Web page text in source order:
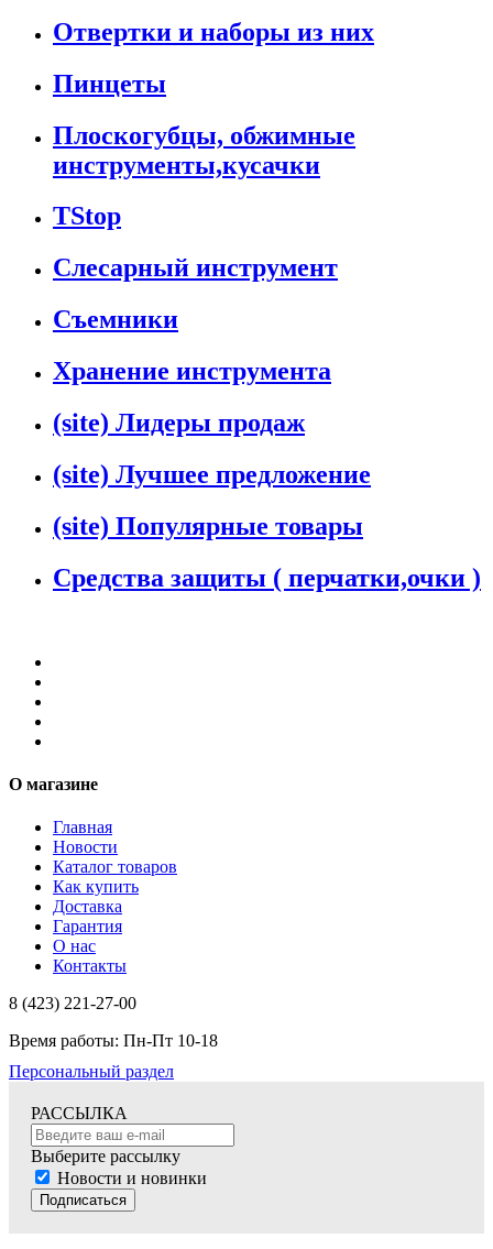
Отвертки и наборы из них
Пинцеты
Плоскогубцы, обжимные
инструменты,кусачки
TStop
Слесарный инструмент
Съемники
Хранение инструмента
(site) Лидеры продаж
(site) Лучшее предложение
(site) Популярные товары
Средства защиты ( перчатки,очки )
О магазине
Главная
Новости
Каталог товаров
Как купить
Доставка
Гарантия
О нас
Контакты
8 (423) 221-27-00
Время работы: Пн-Пт 10-18
Персональный раздел
РАССЫЛКА
Выберите рассылку
Новости и новинки
Подписаться